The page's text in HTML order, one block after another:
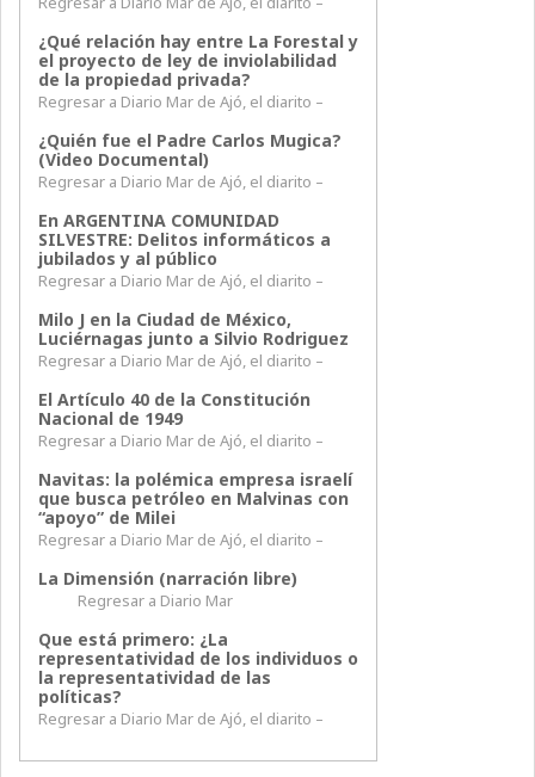
¿Qué relación hay entre La Forestal y
el proyecto de ley de inviolabilidad
de la propiedad privada?
Regresar a Diario Mar de Ajó, el diarito –
¿Quién fue el Padre Carlos Mugica?
(Video Documental)
Regresar a Diario Mar de Ajó, el diarito –
En ARGENTINA COMUNIDAD
SILVESTRE: Delitos informáticos a
jubilados y al público
Regresar a Diario Mar de Ajó, el diarito –
Milo J en la Ciudad de México,
Luciérnagas junto a Silvio Rodriguez
Regresar a Diario Mar de Ajó, el diarito –
El Artículo 40 de la Constitución
Nacional de 1949
Regresar a Diario Mar de Ajó, el diarito –
Navitas: la polémica empresa israelí
que busca petróleo en Malvinas con
“apoyo” de Milei
Regresar a Diario Mar de Ajó, el diarito –
La Dimensión (narración libre)
Regresar a Diario Mar
Que está primero: ¿La
representatividad de los individuos o
la representatividad de las
políticas?
Regresar a Diario Mar de Ajó, el diarito –